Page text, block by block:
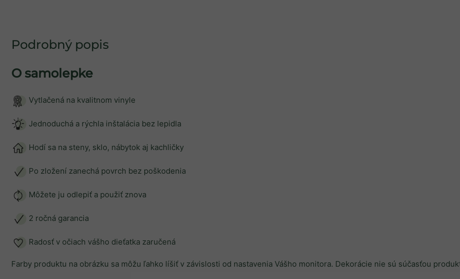
Podrobný popis
O samolepke
Vytlačená na kvalitnom vinyle
Jednoduchá a rýchla inštalácia bez lepidla
Hodí sa na steny, sklo, nábytok aj kachličky
Po zložení zanechá povrch bez poškodenia
Môžete ju odlepiť a použiť znova
2 ročná garancia
Radosť v očiach vášho dieťatka zaručená
Farby produktu na obrázku sa môžu ľahko líšiť v závislosti od nastavenia Vášho monitora. Dekorácie nie sú súčasťou